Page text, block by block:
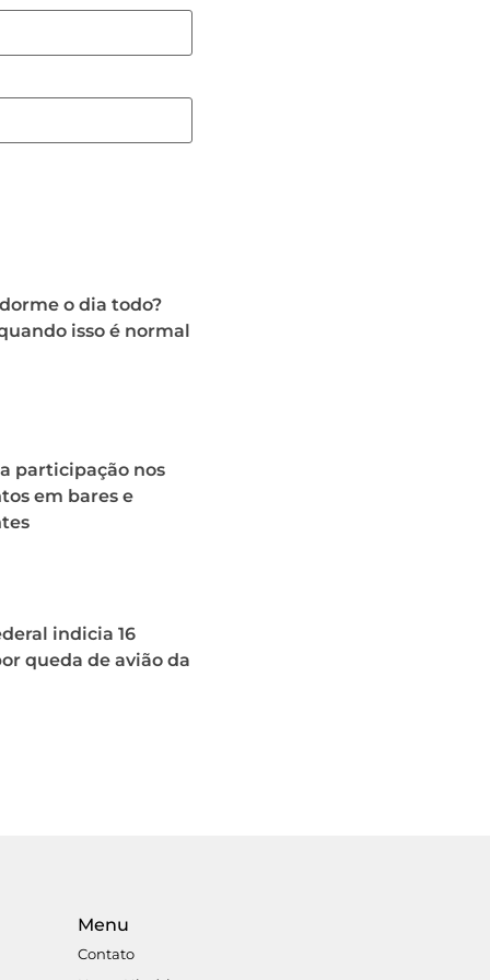
o dia todo?
isso é normal
participação nos
em bares e
indicia 16
queda de avião da
Menu
Contato